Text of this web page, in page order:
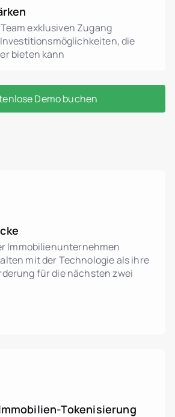
exklusiven Zugang
die
bieten kann
Demo buchen
Immobilienunternehmen
mit der Technologie als ihre
für die nächsten zwei
Tokenisierung